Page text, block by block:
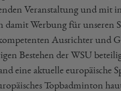
Veranstaltung und mit
damit Werbung für unseren
Ausrichter und
Bestehen der WSU
eine aktuelle europäische
Topbadminton